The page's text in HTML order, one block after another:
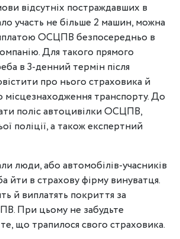
відсутніх постраждавших в
участь не більше 2 машин, можна
ОСЦПВ безпосередньо в
Для такого прямого
в 3-денний термін після
про нього страховика й
місцезнаходження транспорту. До
поліс автоцивілки ОСЦПВ,
поліції, а також експертний
люди, або автомобілів-учасників
йти в страхову фірму винуватця.
й виплатять покриття за
При цьому не забудьте
що трапилося свого страховика.